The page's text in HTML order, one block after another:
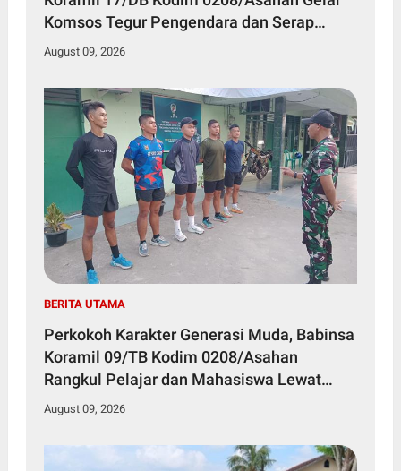
Komsos Tegur Pengendara dan Serap
Informasi Warga
August 09, 2026
BERITA UTAMA
Perkokoh Karakter Generasi Muda, Babinsa
Koramil 09/TB Kodim 0208/Asahan
Rangkul Pelajar dan Mahasiswa Lewat
Wasbang
August 09, 2026